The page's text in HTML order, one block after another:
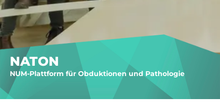
NATON
NUM-Plattform für Obduktionen und Pathologie